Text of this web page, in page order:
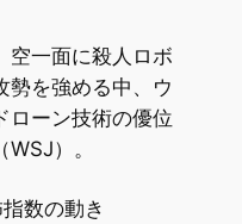
空一面に殺人ロボ
勢を強める中、ウ
ローン技術の優位
）。
数の動き